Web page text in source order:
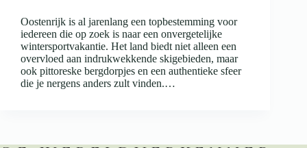
Oostenrijk is al jarenlang een topbestemming voor
iedereen die op zoek is naar een onvergetelijke
wintersportvakantie. Het land biedt niet alleen een
overvloed aan indrukwekkende skigebieden, maar
ook pittoreske bergdorpjes en een authentieke sfeer
die je nergens anders zult vinden.…